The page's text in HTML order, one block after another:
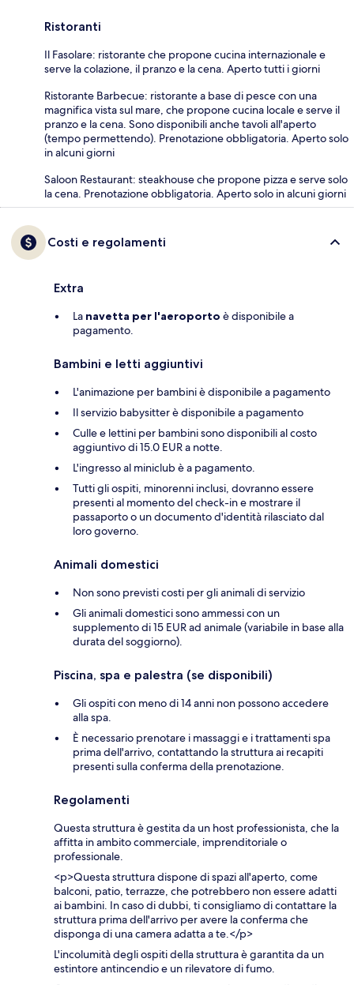
Ristoranti
Il Fasolare: ristorante che propone cucina internazionale e
serve la colazione, il pranzo e la cena. Aperto tutti i giorni
Ristorante Barbecue: ristorante a base di pesce con una
magnifica vista sul mare, che propone cucina locale e serve il
pranzo e la cena. Sono disponibili anche tavoli all'aperto
(tempo permettendo). Prenotazione obbligatoria. Aperto solo
in alcuni giorni
Saloon Restaurant: steakhouse che propone pizza e serve solo
la cena. Prenotazione obbligatoria. Aperto solo in alcuni giorni
Costi e regolamenti
Extra
La navetta per l'aeroporto è disponibile a
pagamento.
Bambini e letti aggiuntivi
L'animazione per bambini è disponibile a pagamento
Il servizio babysitter è disponibile a pagamento
Culle e lettini per bambini sono disponibili al costo
aggiuntivo di 15.0 EUR a notte.
L'ingresso al miniclub è a pagamento.
Tutti gli ospiti, minorenni inclusi, dovranno essere
presenti al momento del check-in e mostrare il
passaporto o un documento d'identità rilasciato dal
loro governo.
Animali domestici
Non sono previsti costi per gli animali di servizio
Gli animali domestici sono ammessi con un
supplemento di 15 EUR ad animale (variabile in base alla
durata del soggiorno).
Piscina, spa e palestra (se disponibili)
Gli ospiti con meno di 14 anni non possono accedere
alla spa.
È necessario prenotare i massaggi e i trattamenti spa
prima dell'arrivo, contattando la struttura ai recapiti
presenti sulla conferma della prenotazione.
Regolamenti
Questa struttura è gestita da un host professionista, che la
affitta in ambito commerciale, imprenditoriale o
professionale.
<p>Questa struttura dispone di spazi all'aperto, come
balconi, patio, terrazze, che potrebbero non essere adatti
ai bambini. In caso di dubbi, ti consigliamo di contattare la
struttura prima dell'arrivo per avere la conferma che
disponga di una camera adatta a te.</p>
L'incolumità degli ospiti della struttura è garantita da un
estintore antincendio e un rilevatore di fumo.